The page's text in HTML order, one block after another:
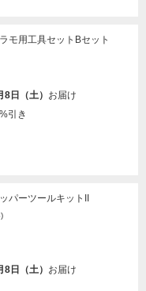
モ用工具セットBセット
日（土） お届け
引き
パーツールキットII
日（土） お届け